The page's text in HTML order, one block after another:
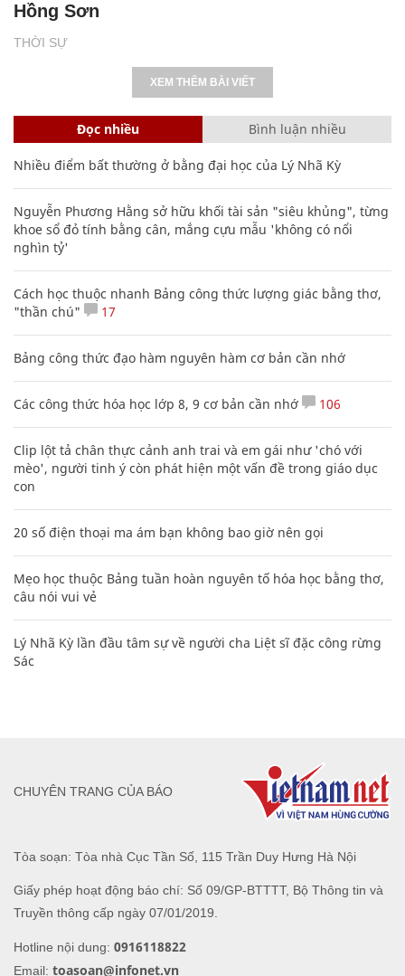
THỜI SỰ
Hồng Sơn
XEM THÊM BÀI VIẾT
Đọc nhiều Bình luận nhiều
Nhiều điểm bất thường ở bằng đại học của Lý Nhã Kỳ
Nguyễn Phương Hằng sở hữu khối tài sản "siêu khủng", từng
khoe sổ đỏ tính bằng cân, mắng cựu mẫu 'không có nổi
nghìn tỷ'
Cách học thuộc nhanh Bảng công thức lượng giác bằng thơ,
"thần chú"
17
Bảng công thức đạo hàm nguyên hàm cơ bản cần nhớ
Các công thức hóa học lớp 8, 9 cơ bản cần nhớ 106
Clip lột tả chân thực cảnh anh trai và em gái như 'chó với
mèo', người tinh ý còn phát hiện một vấn đề trong giáo dục
con
20 số điện thoại ma ám bạn không bao giờ nên gọi
Mẹo học thuộc Bảng tuần hoàn nguyên tố hóa học bằng thơ,
câu nói vui vẻ
Lý Nhã Kỳ lần đầu tâm sự về người cha Liệt sĩ đặc công rừng
Sác
Tòa soạn: Tòa nhà Cục Tần Số, 115 Trần Duy Hưng Hà Nội
Giấy phép hoạt động báo chí: Số 09/GP-BTTTT, Bộ Thông tin và
Truyền thông cấp ngày 07/01/2019.
Hotline nội dung: 0916118822
Email: toasoan@infonet.vn
CHUYÊN TRANG CỦA BÁO